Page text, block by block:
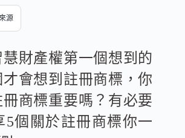
源
財產權第一個想到的
會想到註冊商標，你
商標重要嗎？有必要
5個關於註冊商標你一